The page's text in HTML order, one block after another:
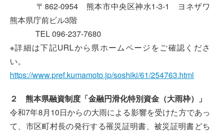
〒862-0954 熊本市中央区神水1-3-1 ヨネザワ
熊本県庁前ビル3階
TEL 096-237-7680
※詳細は下記URLから県ホームページをご確認くださ
い。
https://www.pref.kumamoto.jp/soshiki/61/254763.html
２ 熊本県融資制度「金融円滑化特別資金（大雨枠）」
令和7年8月10日からの大雨による影響を受けた方であっ
て、市区町村長の発行する罹災証明書、被災証明書どち